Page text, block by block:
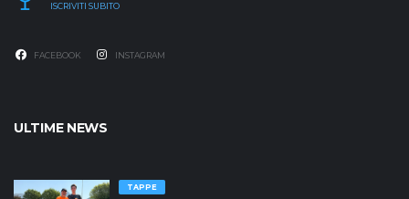
ISCRIVITI SUBITO
FACEBOOK INSTAGRAM
ULTIME NEWS
TAPPE